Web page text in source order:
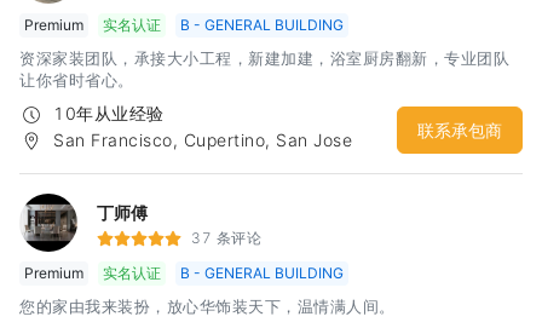
Premium
实名认证 B - GENERAL BUILDING
资深家装团队，承接大小工程，新建加建，浴室厨房翻新，专业团队
让你省时省心。
10年从业经验
San Francisco, Cupertino, San Jose
联系承包商
丁师傅
37 条评论
Premium
实名认证 B - GENERAL BUILDING
您的家由我来装扮，放心华饰装天下，温情满人间。